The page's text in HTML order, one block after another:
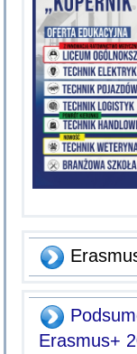
Erasmus+